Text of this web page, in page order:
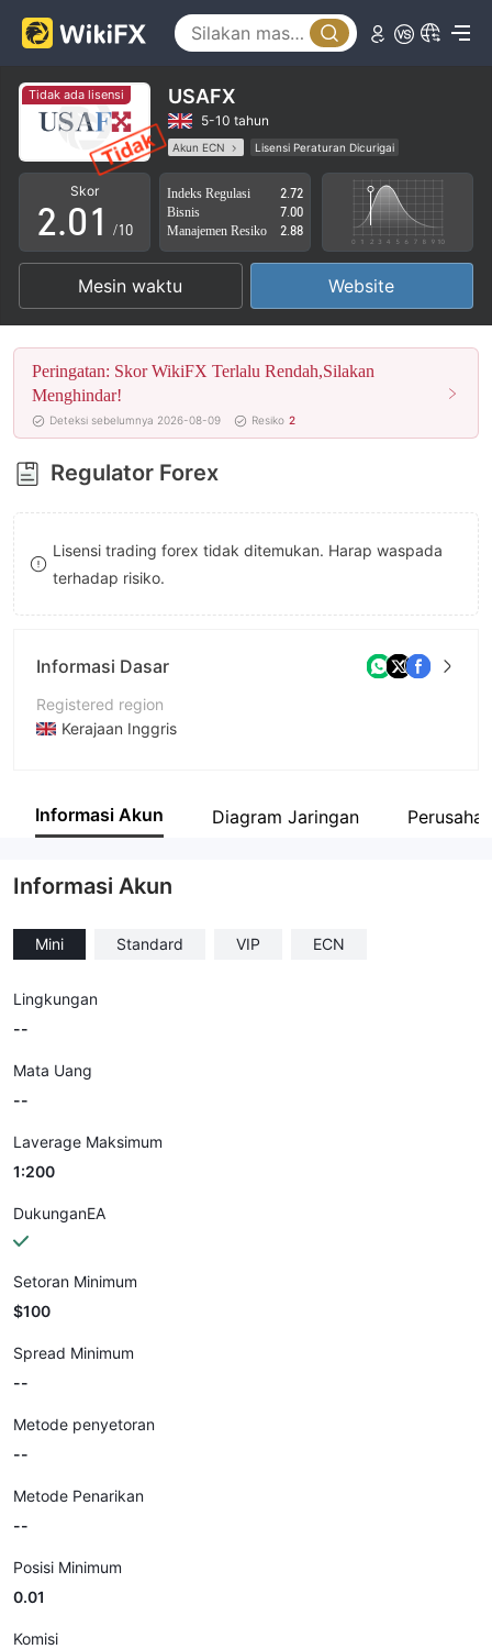
Tidak ada lisensi USAFX
5-10 tahun
Akun ECN
Lisensi Peraturan Dicurigai
Lingkup Bisnis Mencurigakan
Potensi risiko tinggi
Skor
0
1
2
3
4
5
6
7
8
9
.0
1
2
3
4
5
6
7
8
9
0
1
2
3
4
5
6
7
8
9
/10
Indeks Regulasi
2.72
Bisnis
7.00
Manajemen Resiko
2.88
Mesin waktu Website
Peringatan: Skor WikiFX Terlalu Rendah,Silakan
Menghindar!
Deteksi sebelumnya 2026-08-09 Resiko 2
Regulator Forex
Lisensi trading forex tidak ditemukan. Harap waspada
terhadap risiko.
Informasi Dasar
Registered region
Kerajaan Inggris
Nama perusahaan
Informasi Akun Diagram Jaringan
Informasi Akun
Mini Standard VIP ECN
Lingkungan
--
Mata Uang
--
Laverage Maksimum
1:200
DukunganEA
Setoran Minimum
$100
Spread Minimum
--
Metode penyetoran
--
Metode Penarikan
--
Posisi Minimum
0.01
Komisi